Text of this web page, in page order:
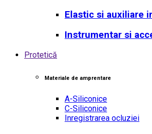
Elastic si auxiliare
Instrumentar si
Protetică
Materiale de amprentare
A-Siliconice
C-Siliconice
Inregistrarea ocluziei